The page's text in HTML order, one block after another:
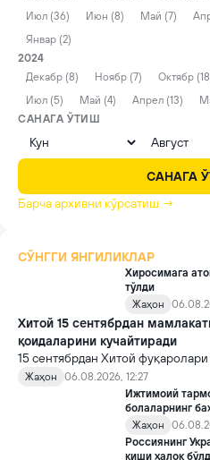
Июл (36)
Июн (8) Май (7)
Январ (2)
2024
Декабр (8)
Ноябр (7) Октябр
Июл (5)
Май (4) Апрел (13)
САНАГА ЎТИШ
САНАГА
Барча архивни кўрсатиш →
СЎНГГИ ЯНГИЛИКЛАР
Хиросимага
тўлди
Жаҳон
Хитой 15 сентябрдан
қоидаларини кучайтиради
15 сентябрдан Хитой
хорижликлар учун эса Хитойга
қоидалар кучга киради.
Жаҳон
06.08.2026, 12:27
Ижтимоий
болаларнинг
Жаҳон
Россиянинг
киши ҳалок